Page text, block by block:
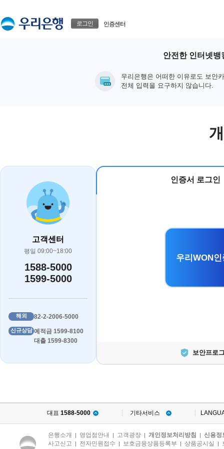
로그인 인증센터
안전한 인터넷뱅
우리은행은 어떠한 이유로도 보안
전체 입력을 요구하지 않습니다.
고객센터
평일 09:00~18:00
1588-5000
1599-5000
해외 82-2-2006-5000
신규상담 예적금 1599-8100
대출 1599-8300
인증서 로그인
우리WON
보안프로
대표 1588-5000 기타서비스
은행소개 | 영업점안내 | 고객광장 | 개인정보처리방침 | 신용정
사고신고 | 전자민원접수 | 보호금융상품등록부 | 상품공시실 |